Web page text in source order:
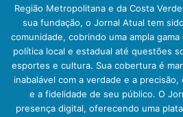
Região Metropolitana e da Costa
sua fundação, o Jornal Atual tem
comunidade, cobrindo uma ampla
política local e estadual até questões
esportes e cultura. Sua cobertura é
inabalável com a verdade e a
e a fidelidade de seu público. O
presença digital, oferecendo uma